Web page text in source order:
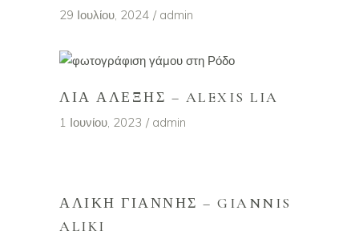
29 Ιουλίου, 2024 admin
ΛΙΑ ΑΛΈΞΗΣ – ALEXIS LIA
1 Ιουνίου, 2023 admin
ΑΛΊΚΗ ΓΙΆΝΝΗΣ – GIANNIS
ALIKI